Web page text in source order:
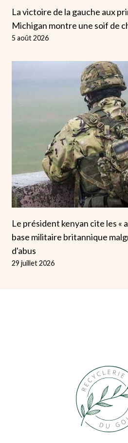
La victoire de la gauche aux
Michigan montre une soif de
5 août 2026
Le président kenyan cite les «
base militaire britannique
d'abus
29 juillet 2026